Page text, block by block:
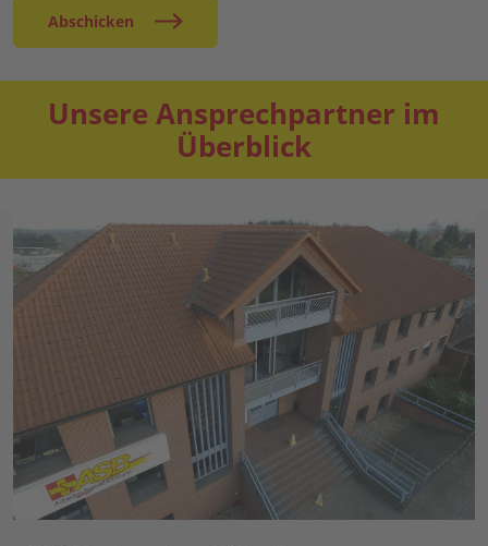
Abschicken
Unsere Ansprechpartner im
Überblick